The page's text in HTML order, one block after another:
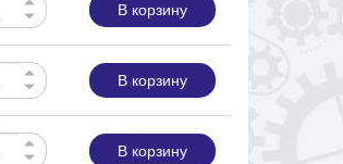
В корзину
В корзину
В корзину